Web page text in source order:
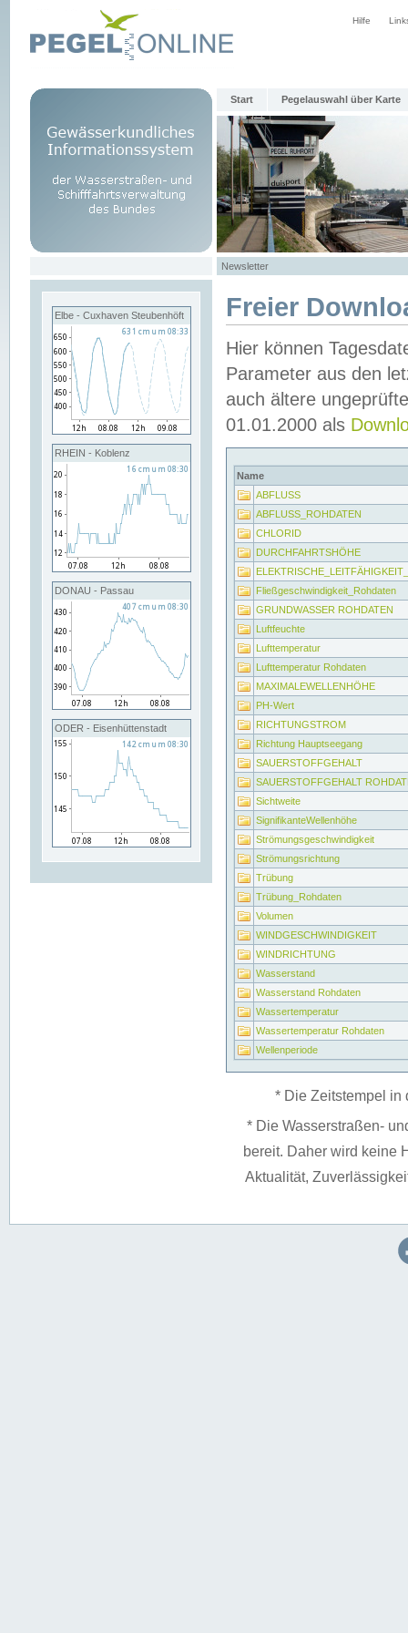
Hilfe
Start Pegelauswahl über Karte
Newsletter
Elbe - Cuxhaven Steubenhöft
RHEIN - Koblenz
DONAU - Passau
ODER - Eisenhüttenstadt
Freier
Hier können
Parameter aus den
auch ältere
01.01.2000 als
Name
ABFLUSS
ABFLUSS_ROHDATEN
CHLORID
DURCHFAHRTSHÖHE
Fließgeschwindigkeit_Rohdaten
GRUNDWASSER ROHDATEN
Luftfeuchte
Lufttemperatur
Lufttemperatur Rohdaten
MAXIMALEWELLENHÖHE
PH-Wert
RICHTUNGSTROM
Richtung Hauptseegang
SAUERSTOFFGEHALT
SAUERSTOFFGEHALT
Sichtweite
SignifikanteWellenhöhe
Strömungsgeschwindigkeit
Strömungsrichtung
Trübung
Trübung_Rohdaten
Volumen
WINDGESCHWINDIGKEIT
WINDRICHTUNG
Wasserstand
Wasserstand Rohdaten
Wassertemperatur
Wassertemperatur Rohdaten
Wellenperiode
* Die Zeitstempel in
* Die Wasserstraßen-
bereit. Daher wird keine
Aktualität,